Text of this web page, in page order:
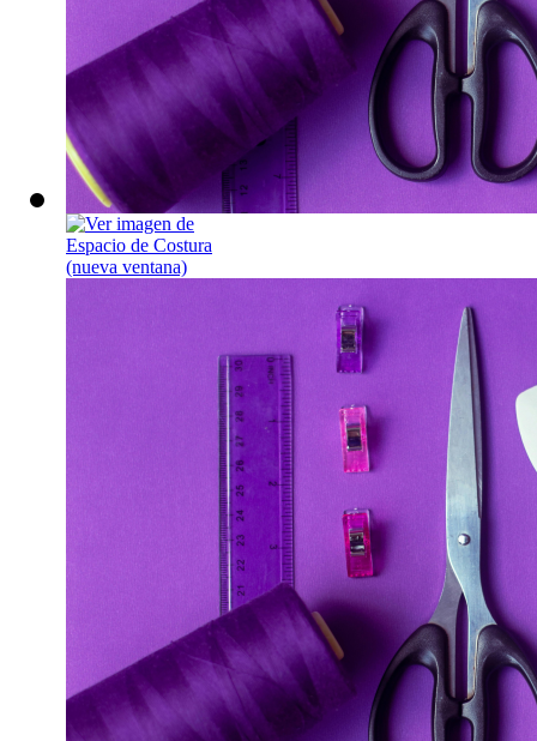
Espacio de
Por fin, aprende
a otra persona.
Miércoles, 16 de
Transforma la
manos. Un taller
una nueva vida a